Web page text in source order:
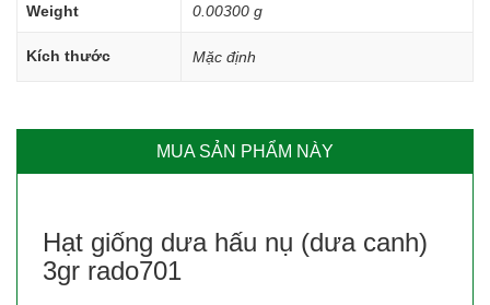
Hướng dẫn cách trồng hạt
giống:
Weight 0.00300 g
Kích thước Mặc định
MUA SẢN PHẨM NÀY
Hạt giống dưa hấu nụ (dưa canh)
3gr rado701